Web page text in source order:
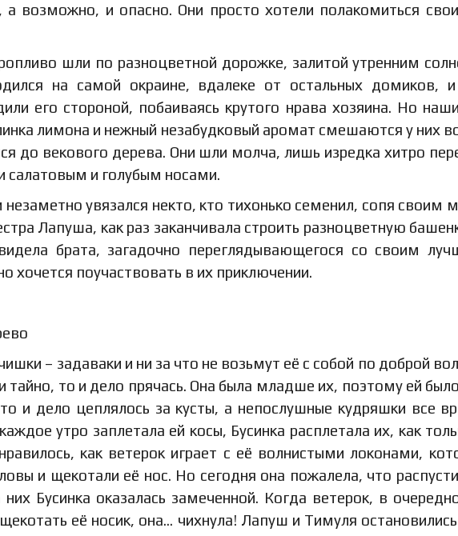
а возможно, и опасно. Они просто хотели полакомиться
шли по разноцветной дорожке, залитой утренним
на самой окраине, вдалеке от остальных домиков,
его стороной, побаиваясь крутого нрава хозяина. Но
лимона и нежный незабудковый аромат смешаются у них
до векового дерева. Они шли молча, лишь изредка хитро
салатовым и голубым носами.
увязался некто, кто тихонько семенил, сопя своим
Лапуша, как раз заканчивала строить разноцветную
брата, загадочно переглядывающегося со своим
хочется поучаствовать в их приключении.
– задаваки и ни за что не возьмут её с собой по доброй
тайно, то и дело прячась. Она была младше их, поэтому ей
и дело цеплялось за кусты, а непослушные кудряшки все
утро заплетала ей косы, Бусинка расплетала их, как
как ветерок играет с её волнистыми локонами,
и щекотали её нос. Но сегодня она пожалела, что
Бусинка оказалась замеченной. Когда ветерок, в
её носик, она… чихнула! Лапуш и Тимуля